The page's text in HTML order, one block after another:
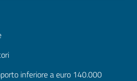
inferiore a euro 140.000